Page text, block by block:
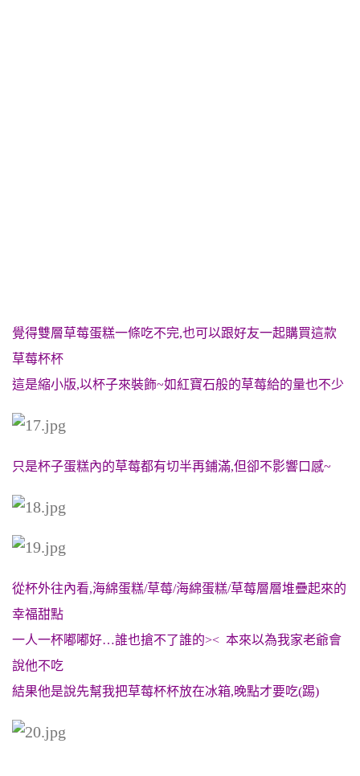
覺得雙層草莓蛋糕一條吃不完,也可以跟好友一起購買這款
草莓杯杯
這是縮小版,以杯子來裝飾~如紅寶石般的草莓給的量也不少
只是杯子蛋糕內的草莓都有切半再鋪滿,但卻不影響口感~
從杯外往內看,海綿蛋糕/草莓/海綿蛋糕/草莓層層堆疊起來的
幸福甜點
一人一杯嘟嘟好…誰也搶不了誰的>< 本來以為我家老爺會
說他不吃
結果他是說先幫我把草莓杯杯放在冰箱,晚點才要吃(踢)